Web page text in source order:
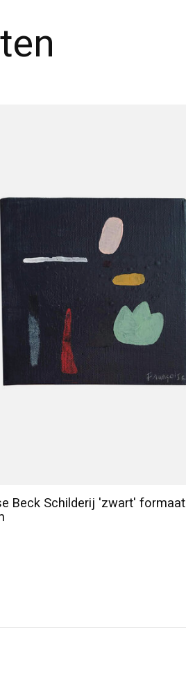
Beck Schilderij 'zwart' formaat